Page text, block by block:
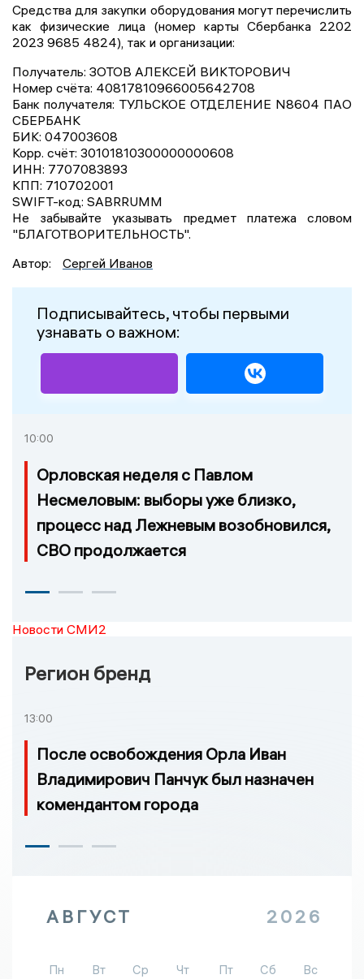
Средства для закупки оборудования могут перечислить
как физические лица (номер карты Сбербанка 2202
2023 9685 4824), так и организации:
Получатель: ЗОТОВ АЛЕКСЕЙ ВИКТОРОВИЧ
Номер счёта: 40817810966005642708
Банк получателя: ТУЛЬСКОЕ ОТДЕЛЕНИЕ N8604 ПАО
СБЕРБАНК
БИК: 047003608
Корр. счёт: 30101810300000000608
ИНН: 7707083893
КПП: 710702001
SWIFT-код: SABRRUMM
Не забывайте указывать предмет платежа словом
"БЛАГОТВОРИТЕЛЬНОСТЬ".
Автор:
Сергей Иванов
Подписывайтесь, чтобы первыми
узнавать о важном:
10:00
Орловская неделя с Павлом
Несмеловым: выборы уже близко,
процесс над Лежневым возобновился,
СВО продолжается
Новости СМИ2
Регион бренд
13:00
После освобождения Орла Иван
Владимирович Панчук был назначен
комендантом города
АВГУСТ 2026
Пн Вт Ср Чт Пт Сб
Вс